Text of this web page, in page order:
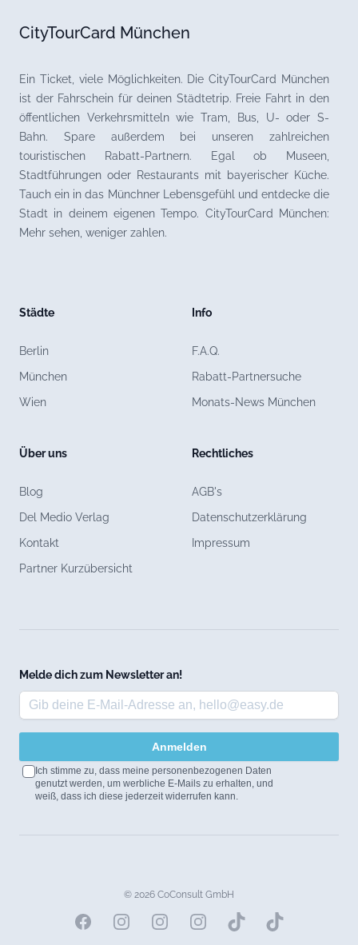
CityTourCard München
Ein Ticket, viele Möglichkeiten. Die CityTourCard München
ist der Fahrschein für deinen Städtetrip. Freie Fahrt in den
öffentlichen Verkehrsmitteln wie Tram, Bus, U- oder S-
Bahn. Spare außerdem bei unseren zahlreichen
touristischen Rabatt-Partnern. Egal ob Museen,
Stadtführungen oder Restaurants mit bayerischer Küche.
Tauch ein in das Münchner Lebensgefühl und entdecke die
Stadt in deinem eigenen Tempo. CityTourCard München:
Mehr sehen, weniger zahlen.
Städte
Berlin
München
Wien
Über uns
Blog
Del Medio Verlag
Kontakt
Partner Kurzübersicht
Info
F.A.Q.
Rabatt-Partnersuche
Monats-News München
Rechtliches
AGB's
Datenschutzerklärung
Impressum
Melde dich zum Newsletter an!
Anmelden
Ich stimme zu, dass meine personenbezogenen Daten
genutzt werden, um werbliche E-Mails zu erhalten, und
weiß, dass ich diese jederzeit widerrufen kann.
© 2026 CoConsult GmbH
FacebookInstagramInstagramInstagram